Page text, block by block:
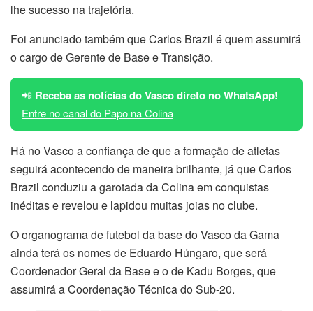
lhe sucesso na trajetória.
Foi anunciado também que Carlos Brazil é quem assumirá
o cargo de Gerente de Base e Transição.
📲 Receba as notícias do Vasco direto no WhatsApp!
Entre no canal do Papo na Colina
Há no Vasco a confiança de que a formação de atletas
seguirá acontecendo de maneira brilhante, já que Carlos
Brazil conduziu a garotada da Colina em conquistas
inéditas e revelou e lapidou muitas joias no clube.
O organograma de futebol da base do Vasco da Gama
ainda terá os nomes de Eduardo Húngaro, que será
Coordenador Geral da Base e o de Kadu Borges, que
assumirá a Coordenação Técnica do Sub-20.